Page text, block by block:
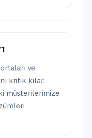
ve
kritik kılar.
müşterilerimize